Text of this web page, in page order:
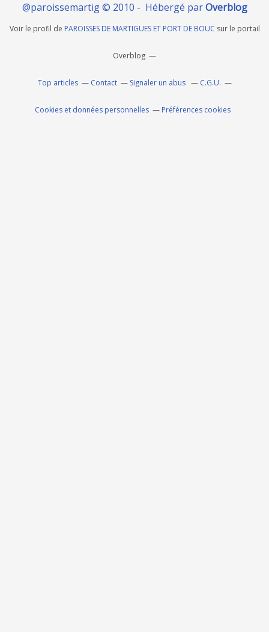
@paroissemartig © 2010 - Hébergé parOverblog
Voir le profil de PAROISSES DE MARTIGUES ET PORT DE BOUC sur le portail
Overblog
Top articles Contact Signaler un abus C.G.U.
Cookies et données personnelles Préférences cookies